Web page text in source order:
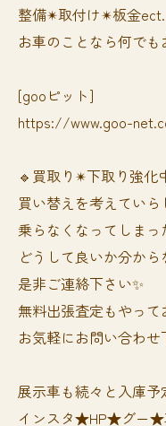
整備✴︎取付け✴︎板金
お車のことなら何で
[gooピット]
https://www.goo-
🔹買取り✴︎下取り強化
買い替えを考えていら
乗らなくなってしまっ
どうして良いか分から
是非ご連絡下さい✨
無料出張査定もやって
お気軽にお問い合わせ
展示車も続々と入庫予
インスタ★HP★グー★